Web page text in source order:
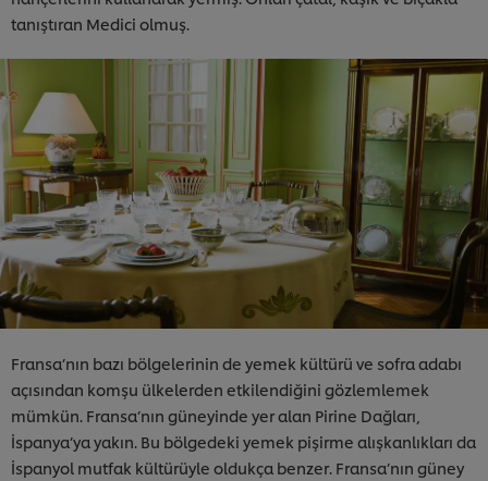
tanıştıran Medici olmuş.
Fransa’nın bazı bölgelerinin de yemek kültürü ve sofra adabı
açısından komşu ülkelerden etkilendiğini gözlemlemek
mümkün. Fransa’nın güneyinde yer alan Pirine Dağları,
İspanya’ya yakın. Bu bölgedeki yemek pişirme alışkanlıkları da
İspanyol mutfak kültürüyle oldukça benzer. Fransa’nın güney